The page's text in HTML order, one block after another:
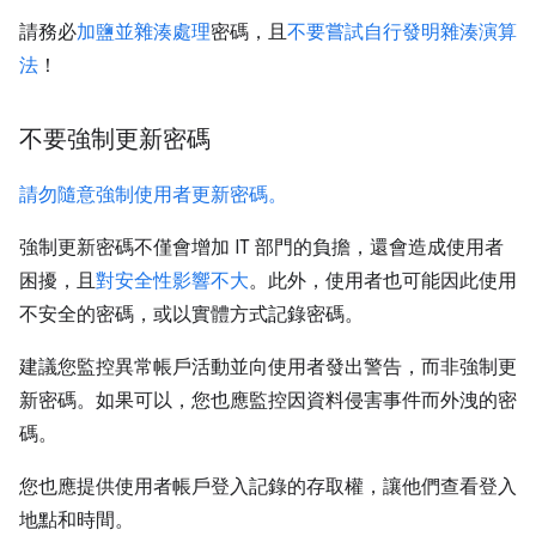
請務必加鹽並雜湊處理密碼，且不要嘗試自行發明雜湊演算
法 ！
不要強制更新密碼
請勿隨意強制使用者更新密碼。
強制更新密碼不僅會增加 IT 部門的負擔，還會造成使用者
困擾，且對安全性影響不大。此外，使用者也可能因此使用
不安全的密碼，或以實體方式記錄密碼。
建議您監控異常帳戶活動並向使用者發出警告，而非強制更
新密碼。如果可以，您也應監控因資料侵害事件而外洩的密
碼。
您也應提供使用者帳戶登入記錄的存取權，讓他們查看登入
地點和時間。